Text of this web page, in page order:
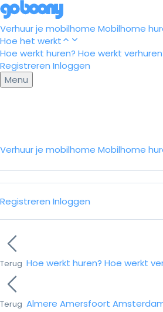
Verhuur je mobilhome Mobilhome
Hoe het werkt
Hoe werkt huren? Hoe werkt
Registreren Inloggen
Menu
Verhuur je mobilhome Mobilhome
Registreren Inloggen
Terug Hoe werkt huren? Hoe werkt
Terug Almere Amersfoort